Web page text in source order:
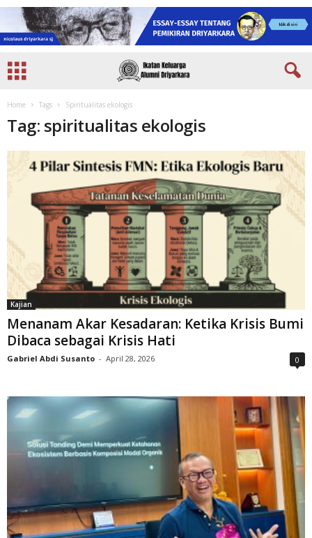
Home Tags Spiritualitas ekologis
Tag: spiritualitas ekologis
Kajian
Menanam Akar Kesadaran: Ketika Krisis Bumi
Dibaca sebagai Krisis Hati
Gabriel Abdi Susanto - April 28, 2026 0